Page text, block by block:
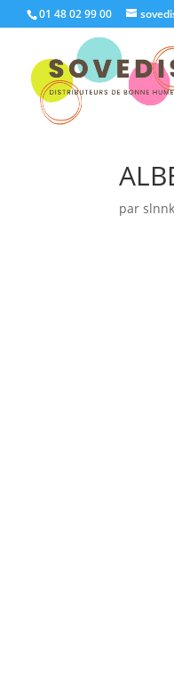
01 48 02 99 00
par